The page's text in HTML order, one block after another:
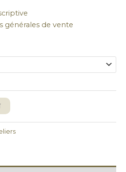
générales de vente